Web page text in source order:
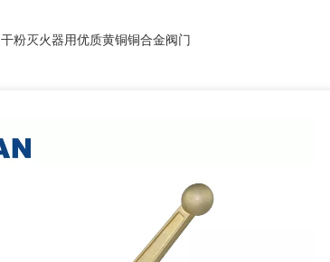
干粉灭火器用优质黄铜铜合金阀门